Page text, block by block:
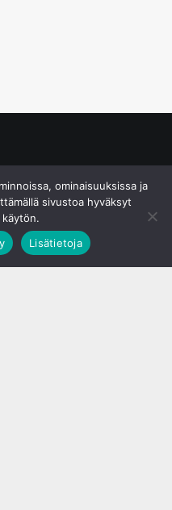
ominaisuuksissa ja
sivustoa hyväksyt
Lisätietoja